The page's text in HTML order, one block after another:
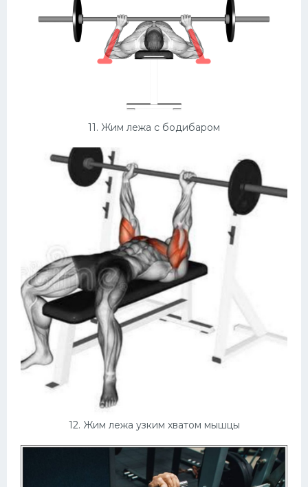
11. Жим лежа с бодибаром
12. Жим лежа узким хватом мышцы